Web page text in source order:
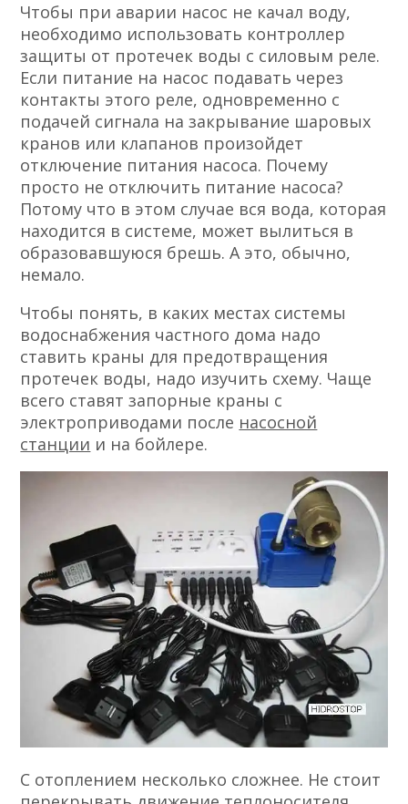
Чтобы при аварии насос не качал воду,
необходимо использовать контроллер
защиты от протечек воды с силовым реле.
Если питание на насос подавать через
контакты этого реле, одновременно с
подачей сигнала на закрывание шаровых
кранов или клапанов произойдет
отключение питания насоса. Почему
просто не отключить питание насоса?
Потому что в этом случае вся вода, которая
находится в системе, может вылиться в
образовавшуюся брешь. А это, обычно,
немало.
Чтобы понять, в каких местах системы
водоснабжения частного дома надо
ставить краны для предотвращения
протечек воды, надо изучить схему. Чаще
всего ставят запорные краны с
электроприводами после насосной
станции и на бойлере.
С отоплением несколько сложнее. Не стоит